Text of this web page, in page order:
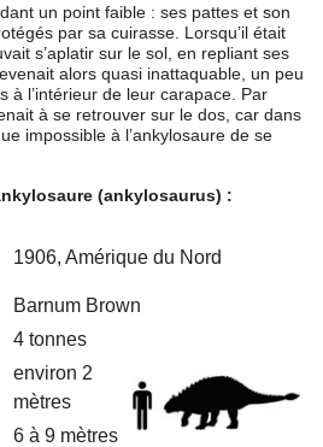
un point faible : ses pattes et son
par sa cuirasse. Lorsqu’il était
s’aplatir sur le sol, en repliant ses
alors quasi inattaquable, un peu
à l’intérieur de leur carapace. Par
à se retrouver sur le dos, car dans
impossible à l’ankylosaure de se
(ankylosaurus) :
1906, Amérique du Nord
Barnum Brown
4 tonnes
environ 2
mètres
6 à 9 mètres